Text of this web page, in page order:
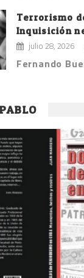
Terrorismo
Inquisición
julio 28, 2026
Fernando